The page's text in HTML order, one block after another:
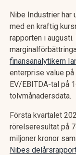
Nibe Industrier har
med en kraftig
rapporten i
finansanalytikern
enterprise value
EV/EBITDA-tal på
tolvmånadersdata.
Första kvartalet
rörelseresultat på
miljoner kronor
Nibes